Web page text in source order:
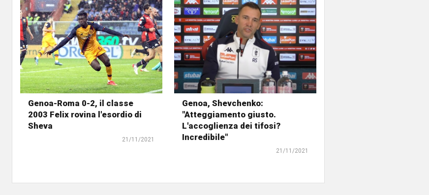
Genoa-Roma 0-2, il classe
2003 Felix rovina l'esordio di
Sheva
21/11/2021
Genoa, Shevchenko:
"Atteggiamento giusto.
L'accoglienza dei tifosi?
Incredibile"
21/11/2021